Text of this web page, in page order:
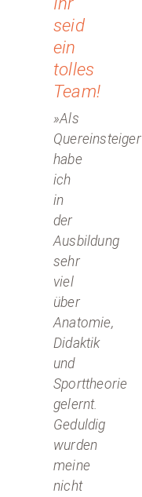
seid
ein
tolles
Team!
»Als
Quereinsteiger
habe
ich
in
der
Ausbildung
sehr
viel
über
Anatomie,
Didaktik
und
Sporttheorie
gelernt.
Geduldig
wurden
meine
nicht